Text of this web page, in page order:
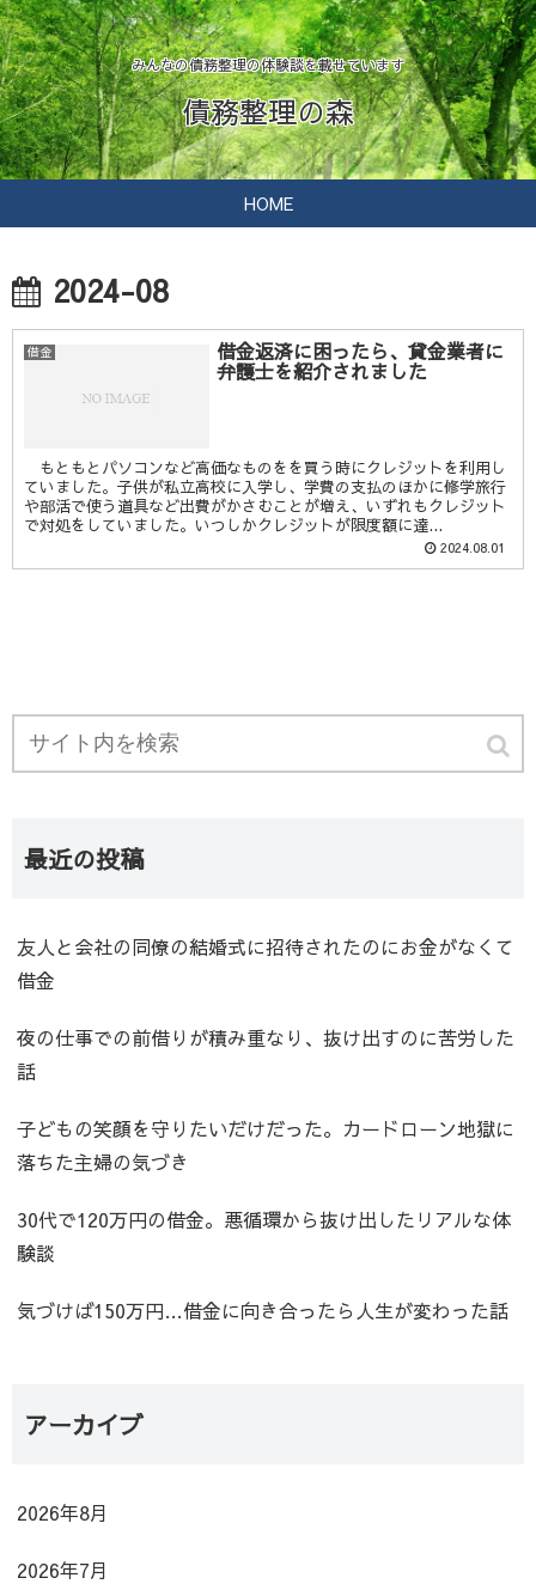
みんなの債務整理の体験談を載せています
債務整理の森
HOME
2024-08
借金 借金返済に困ったら、貸金業者に
弁護士を紹介されました
もともとパソコンなど高価なものをを買う時にクレジットを利用し
ていました。子供が私立高校に入学し、学費の支払のほかに修学旅行
や部活で使う道具など出費がかさむことが増え、いずれもクレジット
で対処をしていました。いつしかクレジットが限度額に達...
2024.08.01
最近の投稿
友人と会社の同僚の結婚式に招待されたのにお金がなくて
借金
夜の仕事での前借りが積み重なり、抜け出すのに苦労した
話
子どもの笑顔を守りたいだけだった。カードローン地獄に
落ちた主婦の気づき
30代で120万円の借金。悪循環から抜け出したリアルな体
験談
気づけば150万円…借金に向き合ったら人生が変わった話
アーカイブ
2026年8月
2026年7月